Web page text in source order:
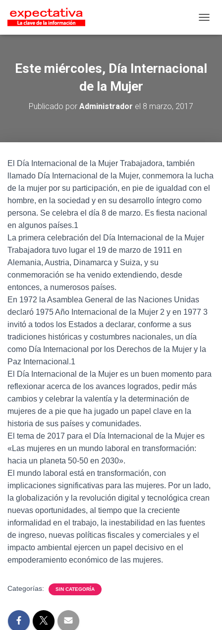
Este miércoles, Día Internacional
de la Mujer
Publicado por Administrador el 8 marzo, 2017
El Día Internacional de la Mujer Trabajadora, también
llamado Día Internacional de la Mujer, conmemora la lucha
de la mujer por su participación, en pie de igualdad con el
hombre, en la sociedad y en su desarrollo íntegro como
persona. Se celebra el día 8 de marzo. Es fiesta nacional
en algunos países.1
La primera celebración del Día Internacional de la Mujer
Trabajadora tuvo lugar el 19 de marzo de 1911 en
Alemania, Austria, Dinamarca y Suiza, y su
conmemoración se ha venido extendiendo, desde
entonces, a numerosos países.
En 1972 la Asamblea General de las Naciones Unidas
declaró 1975 Año Internacional de la Mujer 2 y en 1977 3
invitó a todos los Estados a declarar, conforme a sus
tradiciones históricas y costumbres nacionales, un día
como Día Internacional por los Derechos de la Mujer y la
Paz Internacional.1
El Día Internacional de la Mujer es un buen momento para
reflexionar acerca de los avances logrados, pedir más
cambios y celebrar la valentía y la determinación de
mujeres de a pie que ha jugado un papel clave en la
historia de sus países y comunidades.
El tema de 2017 para el Día Internacional de la Mujer es
«Las mujeres en un mundo laboral en transformación:
hacia un planeta 50-50 en 2030».
El mundo laboral está en transformación, con
implicaciones significativas para las mujeres. Por un lado,
la globalización y la revolución digital y tecnológica crean
nuevas oportunidades, al tiempo que la creciente
informalidad en el trabajo, la inestabilidad en las fuentes
de ingreso, nuevas políticas fiscales y comerciales y el
impacto ambiental ejercen un papel decisivo en el
empoderamiento económico de las mujeres.
Categorías: SIN CATEGORÍA